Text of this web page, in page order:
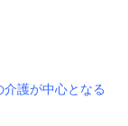
護が中心となる